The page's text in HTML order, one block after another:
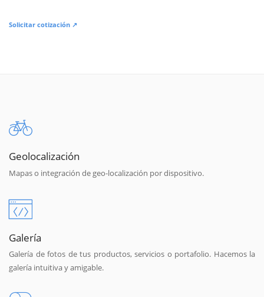
Solicitar cotización ↗
Geolocalización
Mapas o integración de geo-localización por dispositivo.
Galería
Galería de fotos de tus productos, servicios o portafolio. Hacemos la
galería intuitiva y amigable.